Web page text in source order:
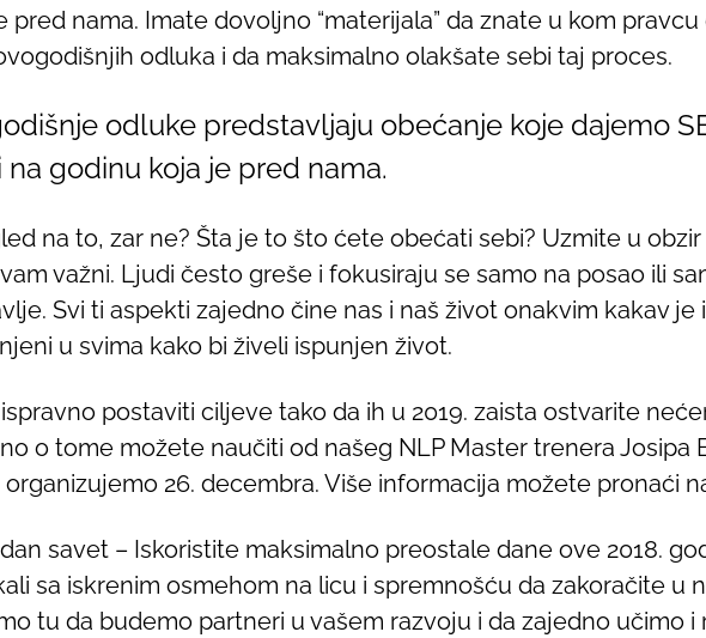
pred nama. Imate dovoljno “materijala” da znate u kom
odluka i da maksimalno olakšate sebi taj proces.
odluke predstavljaju obećanje koje dajemo
na godinu koja je pred nama.
na to, zar ne? Šta je to što ćete obećati sebi? Uzmite u
važni. Ljudi često greše i fokusiraju se samo na posao ili
Svi ti aspekti zajedno čine nas i naš život onakvim kakav je
u svima kako bi živeli ispunjen život.
postaviti ciljeve tako da ih u 2019. zaista ostvarite
o tome možete naučiti od našeg NLP Master trenera Josipa
26. decembra. Više informacija možete pronaći
savet – Iskoristite maksimalno preostale dane ove 2018.
sa iskrenim osmehom na licu i spremnošću da zakoračite u
tu da budemo partneri u vašem razvoju i da zajedno učimo i